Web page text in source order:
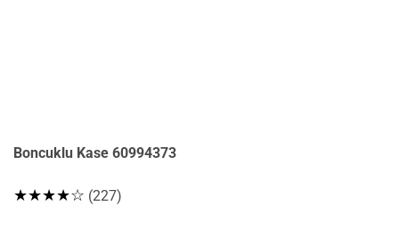
Boncuklu Kase 60994373
★★★★☆ (227)